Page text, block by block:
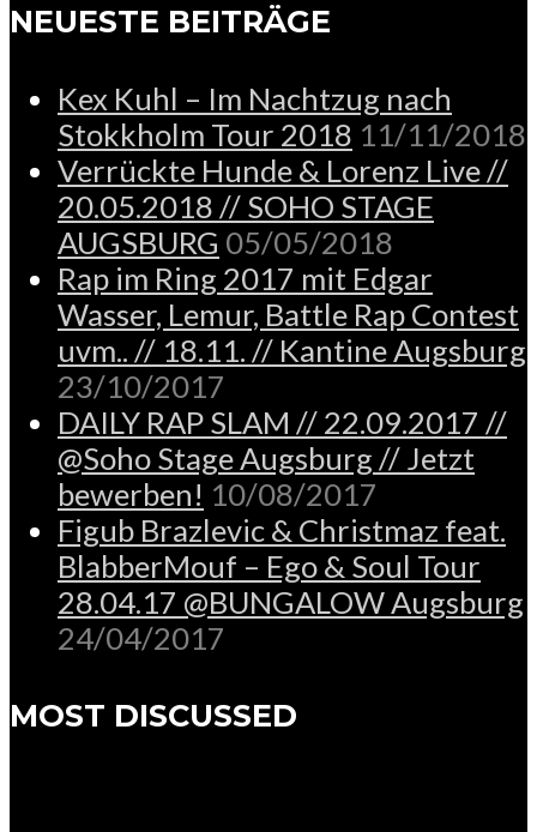
NEUESTE BEITRÄGE
Kex Kuhl – Im Nachtzug nach
Stokkholm Tour 2018 11/11/2018
Verrückte Hunde & Lorenz Live //
20.05.2018 // SOHO STAGE
AUGSBURG 05/05/2018
Rap im Ring 2017 mit Edgar
Wasser, Lemur, Battle Rap Contest
uvm.. // 18.11. // Kantine Augsburg
23/10/2017
DAILY RAP SLAM // 22.09.2017 //
@Soho Stage Augsburg // Jetzt
bewerben! 10/08/2017
Figub Brazlevic & Christmaz feat.
BlabberMouf – Ego & Soul Tour
28.04.17 @BUNGALOW Augsburg
24/04/2017
MOST DISCUSSED